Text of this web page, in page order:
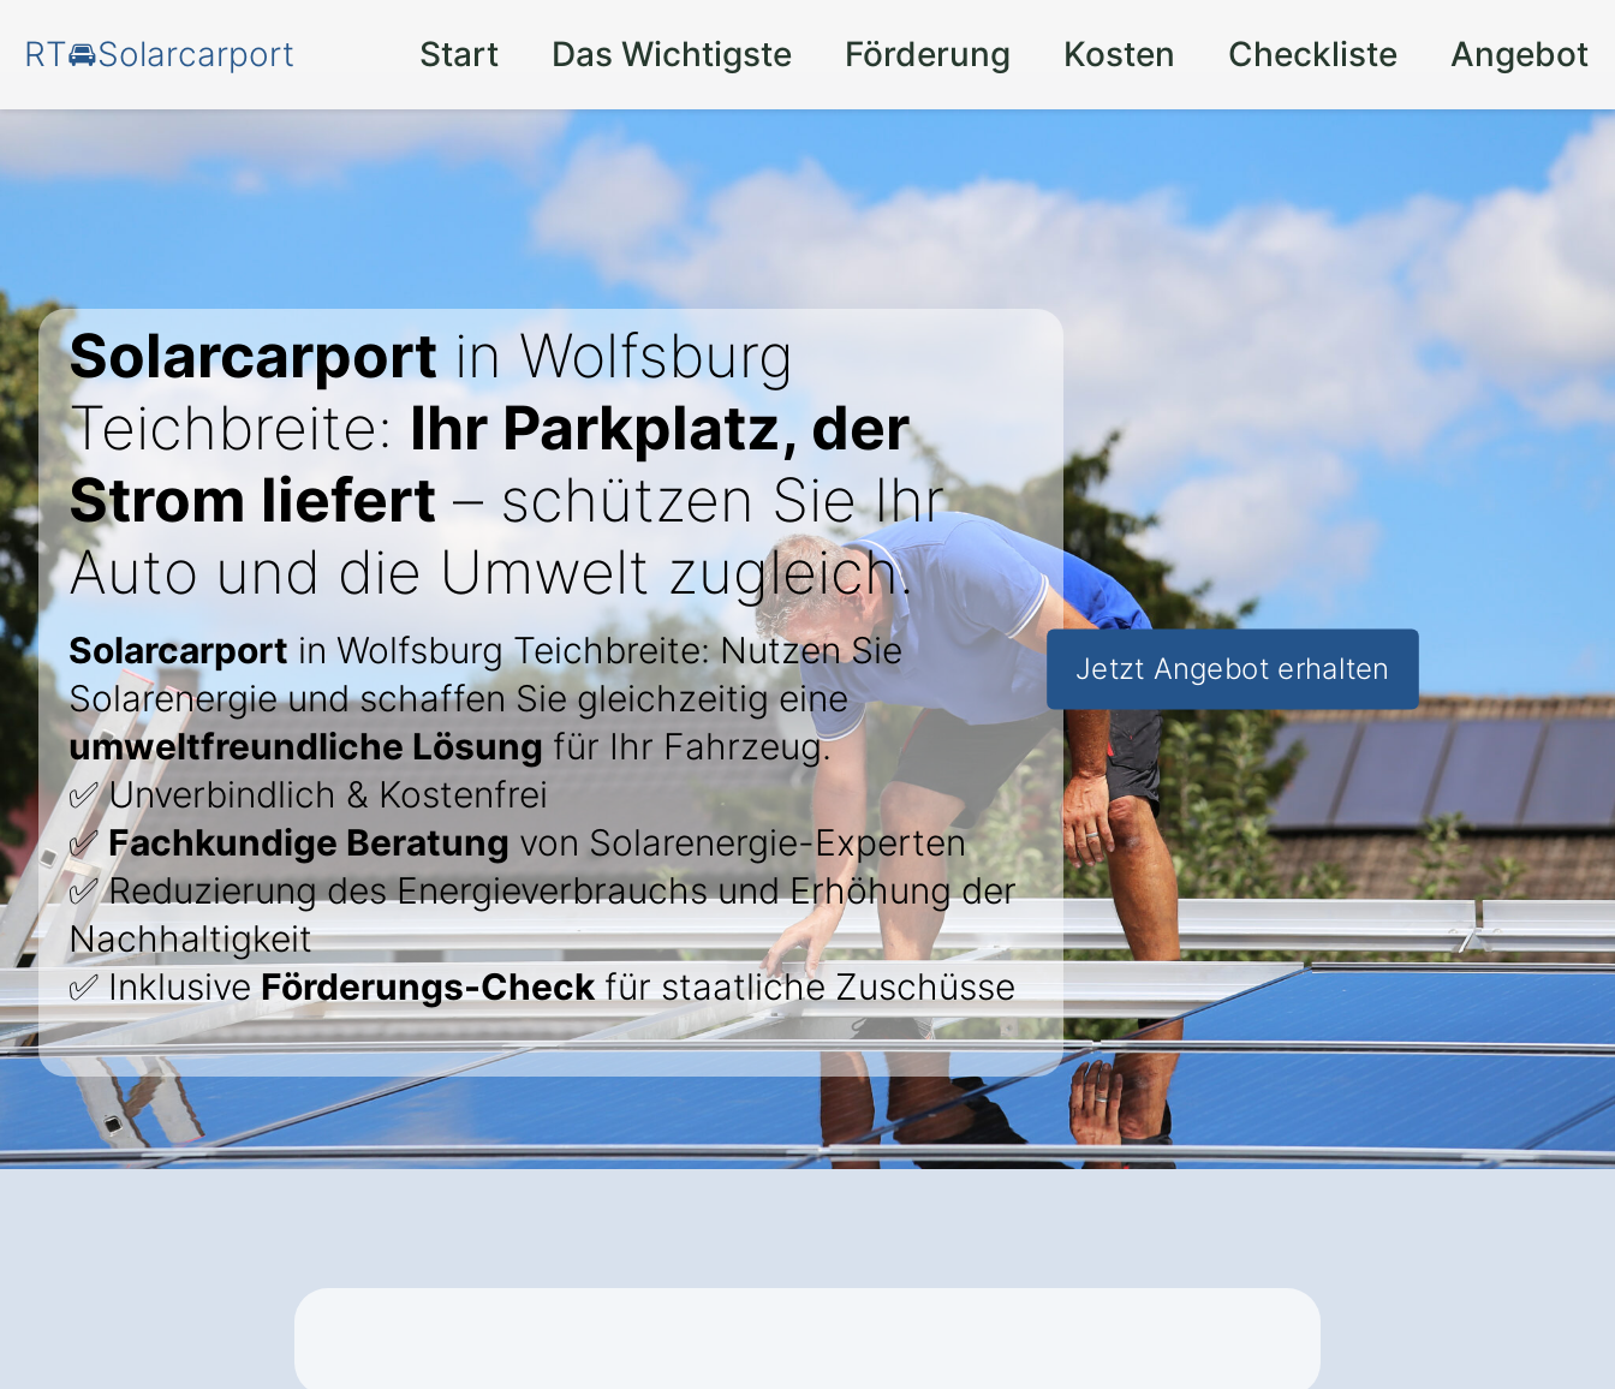
RT🚘Solarcarport Start Das Wichtigste Förderung Kosten Checkliste Angebot
Solarcarport in Wolfsburg
Teichbreite: Ihr Parkplatz, der
Strom liefert – schützen Sie Ihr
Auto und die Umwelt zugleich.
Solarcarport in Wolfsburg Teichbreite: Nutzen Sie
Solarenergie und schaffen Sie gleichzeitig eine
umweltfreundliche Lösung für Ihr Fahrzeug.
✅ Unverbindlich & Kostenfrei
✅ Fachkundige Beratung von Solarenergie-Experten
✅ Reduzierung des Energieverbrauchs und Erhöhung der
Nachhaltigkeit
✅ Inklusive Förderungs-Check für staatliche Zuschüsse
Jetzt Angebot erhalten